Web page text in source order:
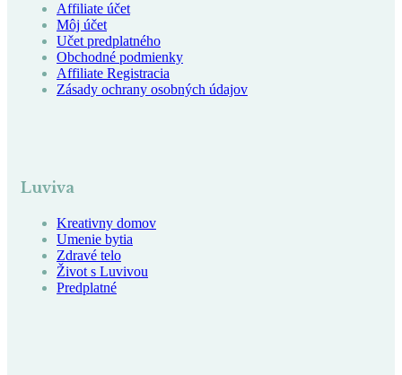
Affiliate účet
Môj účet
Učet predplatného
Obchodné podmienky
Affiliate Registracia
Zásady ochrany osobných údajov
Luviva
Kreativny domov
Umenie bytia
Zdravé telo
Život s Luvivou
Predplatné